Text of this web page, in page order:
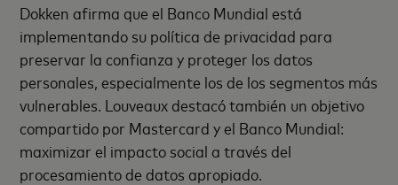
Dokken afirma que el Banco Mundial está
implementando su política de privacidad para
preservar la confianza y proteger los datos
personales, especialmente los de los segmentos más
vulnerables. Louveaux destacó también un objetivo
compartido por Mastercard y el Banco Mundial:
maximizar el impacto social a través del
procesamiento de datos apropiado.